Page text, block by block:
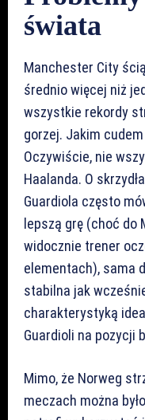
świata
Manchester City
średnio więcej niż
wszystkie rekordy
gorzej. Jakim
Oczywiście, nie
Haalanda. O
Guardiola często
lepszą grę (choć do
widocznie trener
elementach), sama
stabilna jak
charakterystyką
Guardioli na pozycji
Mimo, że Norweg
meczach można